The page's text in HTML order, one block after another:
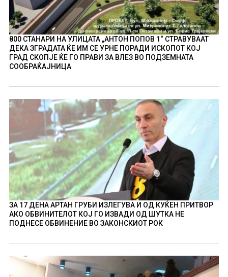
800 СТАНАРИ НА УЛИЦАТА „АНТОН ПОПОВ 1“ СТРАВУВААТ
ДЕКА ЗГРАДАТА ЌЕ ИМ СЕ УРНЕ ПОРАДИ ИСКОПОТ КОЈ
ГРАД СКОПЈЕ ЌЕ ГО ПРАВИ ЗА ВЛЕЗ ВО ПОДЗЕМНАТА
СООБРАЌАЈНИЦА
ЗА 17 ДЕНА АРТАН ГРУБИ ИЗЛЕГУВА И ОД КУЌЕН ПРИТВОР
АКО ОБВИНИТЕЛОТ КОЈ ГО ИЗВАДИ ОД ШУТКА НЕ
ПОДНЕСЕ ОБВИНЕНИЕ ВО ЗАКОНСКИОТ РОК